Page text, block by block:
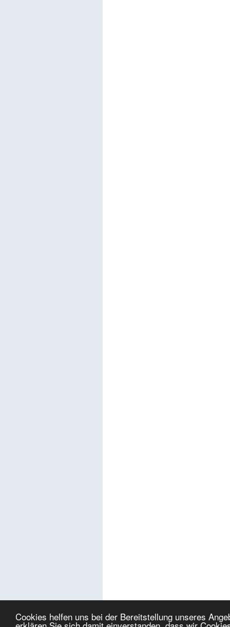
Cookies helfen uns bei der Bereitstellung unseres